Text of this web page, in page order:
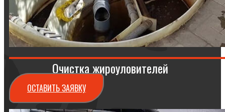
Очистка жироуловителей
ОСТАВИТЬ ЗАЯВКУ